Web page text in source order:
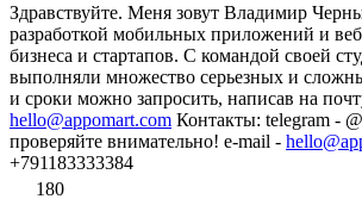
Здравствуйте. Меня зовут Владимир
разработкой мобильных приложений и
бизнеса и стартапов. С командой своей
выполняли множество серьезных и
и сроки можно запросить, написав на
hello@appomart.com Контакты: telegram -
проверяйте внимательно! e-mail -
+791183333384
180